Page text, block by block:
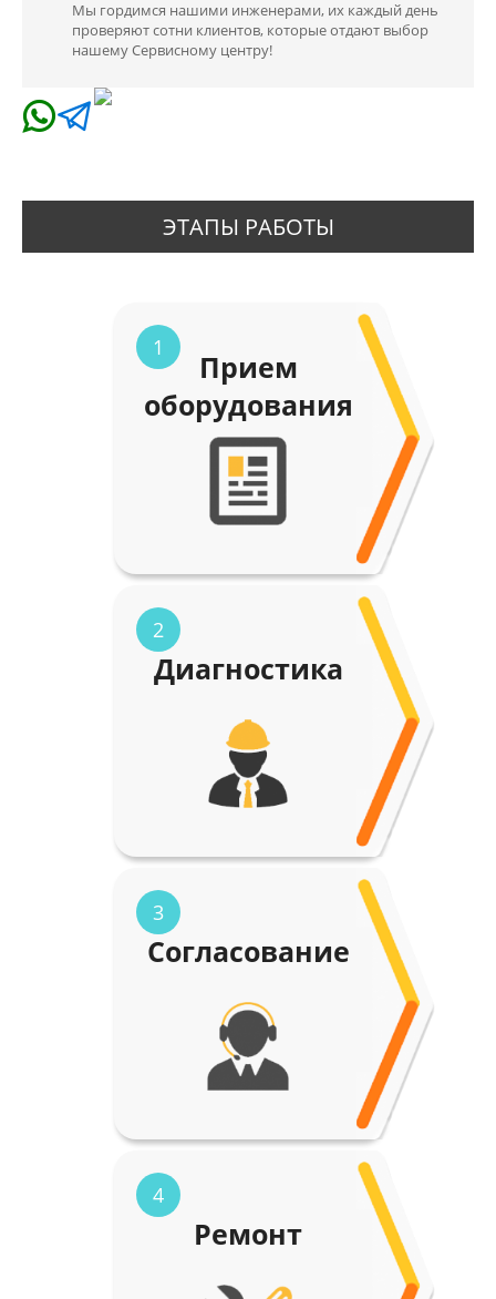
Мы гордимся нашими инженерами, их каждый день
проверяют сотни клиентов, которые отдают выбор
нашему Сервисному центру!
ЭТАПЫ РАБОТЫ
1
Прием
оборудования
2
Диагностика
3
Согласование
4
Ремонт